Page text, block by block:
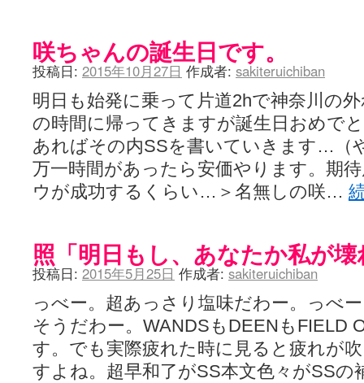
咲ちゃんの誕生日です。
投稿日: 2015年10月27日 作成者: sakiteruichiban
明日も始発に乗って片道2hで神奈川の
の時間に帰ってきますが誕生日おめで
あればその内SSを書いていきます…（
万一時間があったら安価やります。期
ウが成功するくらい…＞名無しの咲…
照「明日もし、あなたか私が
投稿日: 2015年5月25日 作成者: sakiteruichiban
っべー。超あっさり塩味だわー。っべ
そうだわー。WANDSもDEENもFIELD
す。でも実際疲れた時に見ると疲れが
すよね。超早和了がSS本文色々がSS